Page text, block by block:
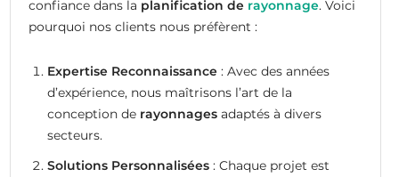
confiance dans la planification de rayonnage. Voici
pourquoi nos clients nous préfèrent :
Expertise Reconnaissance: Avec des années
d’expérience, nous maîtrisons l’art de la
conception de rayonnagesadaptés à divers
secteurs.
Solutions Personnalisées: Chaque projet est